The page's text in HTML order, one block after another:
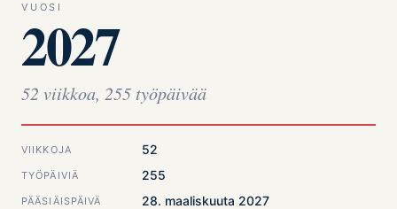
VUOSI
2027
52 viikkoa, 255 työpäivää
VIIKKOJA 52
TYÖPÄIVIÄ 255
PÄÄSIÄISPÄIVÄ 28. maaliskuuta 2027